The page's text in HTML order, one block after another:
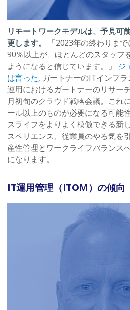
リモートワークモデルは、予見可
更します。
「2023年の終わりま
90％以上が、ほとんどのスタッフ
ようになると信じています。」 ジ
は言った, ガートナーのITインフラ
運用におけるガートナーのリサー
月初旬のクラウド戦略会議。これ
ール以上のものが必要になる可能
スライフをよりよく模倣できる新
スペリエンス、従業員のやる気を
産性管理とワークライフバランス
になります。
IT運用管理（ITOM）の傾向